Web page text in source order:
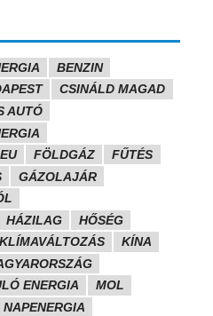
BENZIN
CSINÁLD MAGAD
AUTÓ
EU FÖLDGÁZ
FŰTÉS
GÁZOLAJÁR
HÁZILAG
HŐSÉG
KLÍMAVÁLTOZÁS
KÍNA
ENERGIA
MOL
NAPENERGIA